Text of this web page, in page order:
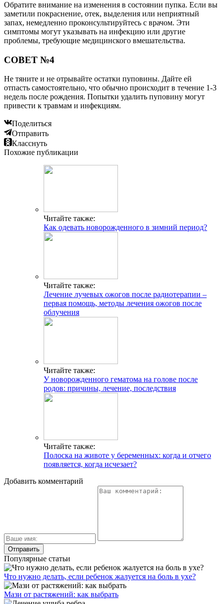
Обратите внимание на изменения в состоянии пупка. Если вы
заметили покраснение, отек, выделения или неприятный
запах, немедленно проконсультируйтесь с врачом. Эти
симптомы могут указывать на инфекцию или другие
проблемы, требующие медицинского вмешательства.
СОВЕТ №4
Не тяните и не отрывайте остатки пуповины. Дайте ей
отпасть самостоятельно, что обычно происходит в течение 1-3
недель после рождения. Попытки удалить пуповину могут
привести к травмам и инфекциям.
Поделиться
Отправить
Класснуть
Похожие публикации
Читайте также:
Как одевать новорожденного в зимний период?
Читайте также:
Лечение лучевых ожогов после радиотерапии –
первая помощь, методы лечения ожогов после
облучения
Читайте также:
У новорожденного гематома на голове после
родов: причины, лечение, последствия
Читайте также:
Полоска на животе у беременных: когда и отчего
появляется, когда исчезает?
Добавить комментарий
Популярные статьи
Что нужно делать, если ребенок жалуется на боль в ухе?
Мази от растяжений: как выбрать